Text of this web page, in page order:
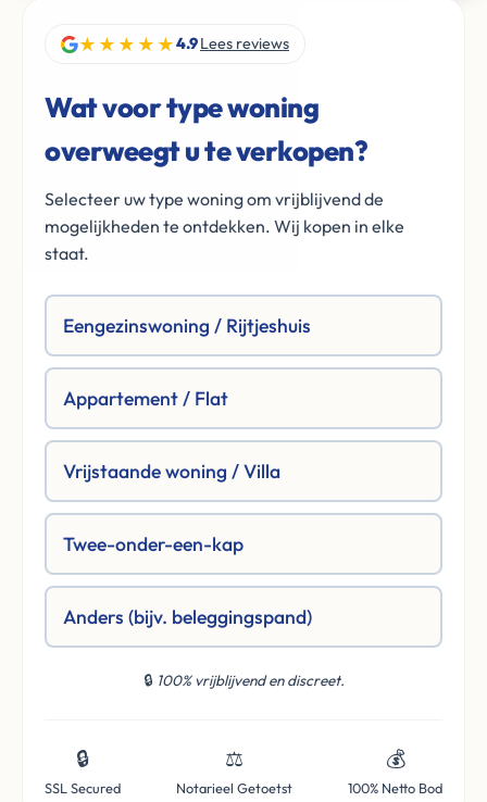
★★★★★4.9Lees reviews
Wat voor type woning
overweegt u te verkopen?
Selecteer uw type woning om vrijblijvend de
mogelijkheden te ontdekken. Wij kopen in elke
staat.
Eengezinswoning / Rijtjeshuis
Appartement / Flat
Vrijstaande woning / Villa
Twee-onder-een-kap
Anders (bijv. beleggingspand)
🔒 100% vrijblijvend en discreet.
🔒
SSL Secured
⚖️
Notarieel Getoetst
💰
100% Netto Bod